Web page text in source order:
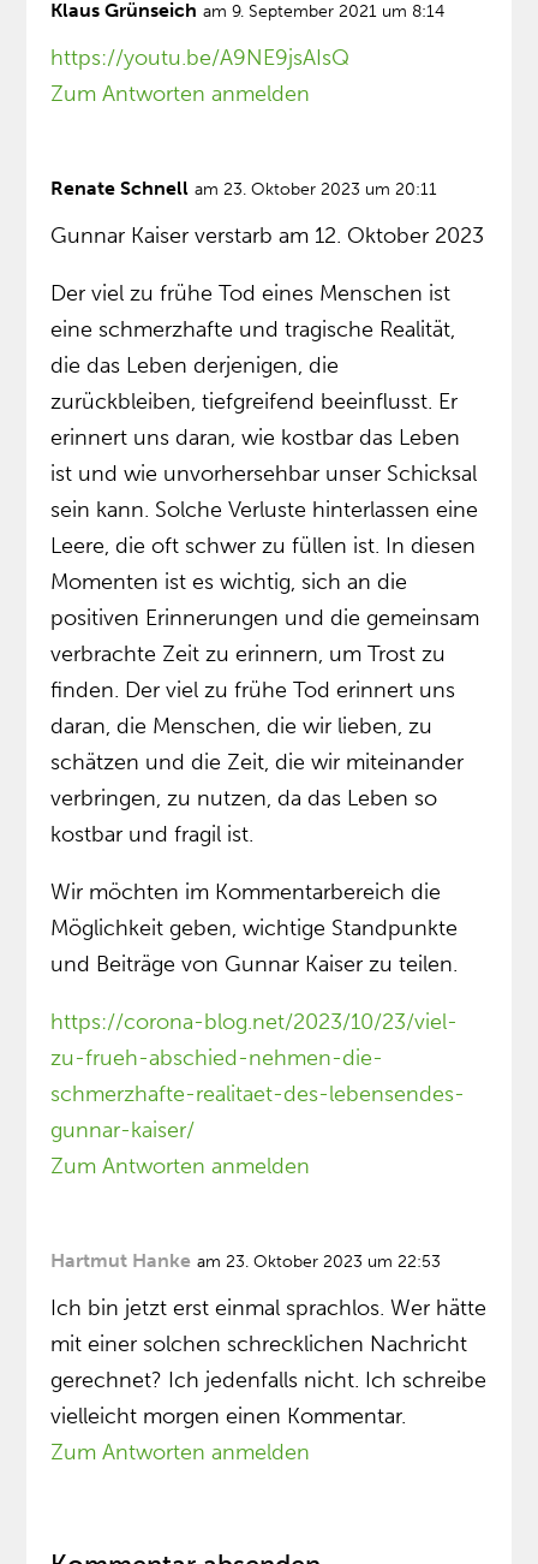
Klaus Grünseich am 9. September 2021 um 8:14
https://youtu.be/A9NE9jsAIsQ
Zum Antworten anmelden
Renate Schnell am 23. Oktober 2023 um 20:11
Gunnar Kaiser verstarb am 12. Oktober 2023
Der viel zu frühe Tod eines Menschen ist
eine schmerzhafte und tragische Realität,
die das Leben derjenigen, die
zurückbleiben, tiefgreifend beeinflusst. Er
erinnert uns daran, wie kostbar das Leben
ist und wie unvorhersehbar unser Schicksal
sein kann. Solche Verluste hinterlassen eine
Leere, die oft schwer zu füllen ist. In diesen
Momenten ist es wichtig, sich an die
positiven Erinnerungen und die gemeinsam
verbrachte Zeit zu erinnern, um Trost zu
finden. Der viel zu frühe Tod erinnert uns
daran, die Menschen, die wir lieben, zu
schätzen und die Zeit, die wir miteinander
verbringen, zu nutzen, da das Leben so
kostbar und fragil ist.
Wir möchten im Kommentarbereich die
Möglichkeit geben, wichtige Standpunkte
und Beiträge von Gunnar Kaiser zu teilen.
https://corona-blog.net/2023/10/23/viel-
zu-frueh-abschied-nehmen-die-
schmerzhafte-realitaet-des-lebensendes-
gunnar-kaiser/
Zum Antworten anmelden
Hartmut Hanke am 23. Oktober 2023 um 22:53
Ich bin jetzt erst einmal sprachlos. Wer hätte
mit einer solchen schrecklichen Nachricht
gerechnet? Ich jedenfalls nicht. Ich schreibe
vielleicht morgen einen Kommentar.
Zum Antworten anmelden